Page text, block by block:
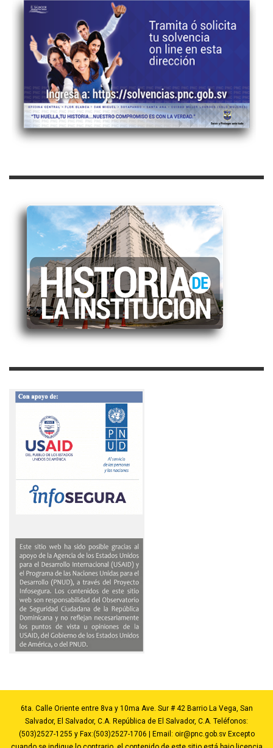
6ta. Calle Oriente entre 8va y 10ma Ave. Sur # 42 Barrio La Vega, San
Salvador, El Salvador, C.A. República de El Salvador, C.A. Teléfonos:
(503)2527-1255 y Fax:(503)2527-1706 | Email: oir@pnc.gob.svExcepto